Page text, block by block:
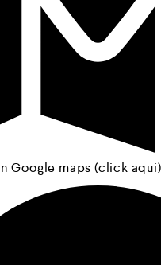
Google maps (click aqui)